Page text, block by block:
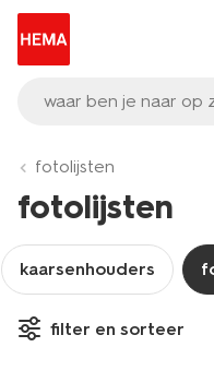
waar ben je naar op
fotolijsten
fotolijsten
kaarsenhouders
filter en sorteer